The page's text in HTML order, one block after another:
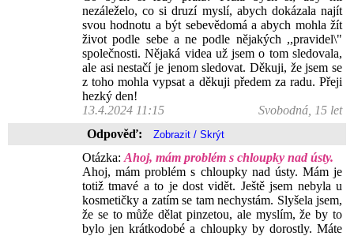
nezáleželo, co si druzí myslí, abych dokázala najít
svou hodnotu a být sebevědomá a abych mohla žít
život podle sebe a ne podle nějakých ,,pravidel\"
společnosti. Nějaká videa už jsem o tom sledovala,
ale asi nestačí je jenom sledovat. Děkuji, že jsem se
z toho mohla vypsat a děkuji předem za radu. Přeji
hezký den!
13.4.2024 11:15
Svobodná, 15 let
Odpověď:
Otázka: Ahoj, mám problém s chloupky nad ústy.
Ahoj, mám problém s chloupky nad ústy. Mám je
totiž tmavé a to je dost vidět. Ještě jsem nebyla u
kosmetičky a zatím se tam nechystám. Slyšela jsem,
že se to může dělat pinzetou, ale myslím, že by to
bylo jen krátkodobé a chloupky by dorostly. Máte